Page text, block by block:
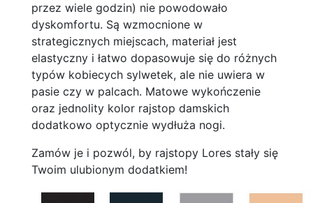
przez wiele godzin) nie powodowało
dyskomfortu. Są wzmocnione w
strategicznych miejscach, materiał jest
elastyczny i łatwo dopasowuje się do różnych
typów kobiecych sylwetek, ale nie uwiera w
pasie czy w palcach. Matowe wykończenie
oraz jednolity kolor rajstop damskich
dodatkowo optycznie wydłuża nogi.
Zamów je i pozwól, by rajstopy Lores stały się
Twoim ulubionym dodatkiem!